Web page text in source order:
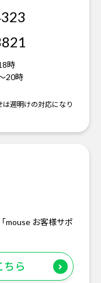
時
20時
週明けの対応になり
mouse お客様サポ
ちら